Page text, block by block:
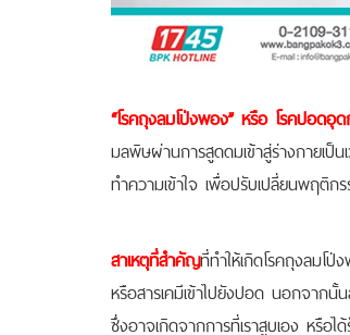
“โรคถุงลมโป่งพอง” หรือ โรคปอดอุด
มลพิษผ่านการสูดดมเข้าสู่ร่างกายเป็
ทำความเข้าใจ เพื่อปรับเปลี่ยนพฤติก
สาเหตุที่สำคัญที่ทำให้เกิดโรคถุงลมโ
หรือสารเคมีเข้าไปยังปอด นอกจาก
ซึ่งอาจเกิดจากการที่เราสูบเอง หรื